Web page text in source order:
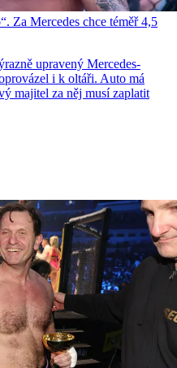
Za Mercedes chce téměř 4,5
upravený Mercedes-
i k oltáři. Auto má
majitel za něj musí zaplatit